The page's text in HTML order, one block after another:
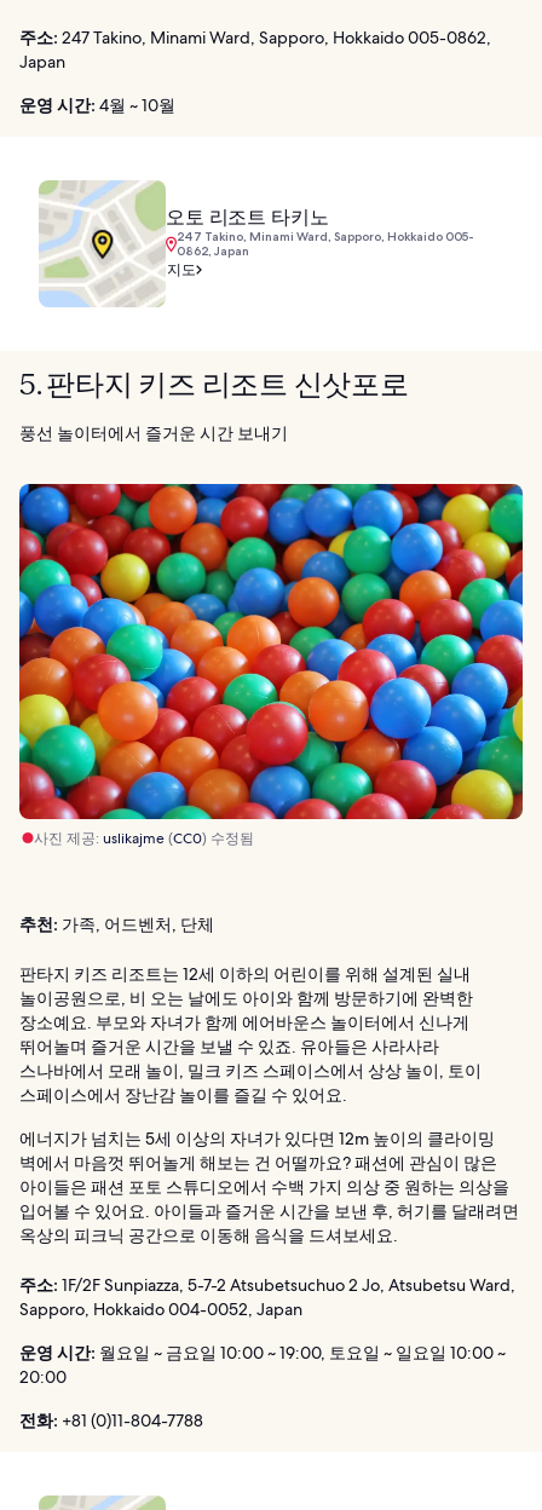
주소: 247 Takino, Minami Ward, Sapporo, Hokkaido 005-0862,
Japan
운영 시간: 4월 ~ 10월
오토 리조트 타키노
247 Takino, Minami Ward, Sapporo, Hokkaido 005-
0862, Japan
지도
5. 판타지 키즈 리조트 신삿포로
풍선 놀이터에서 즐거운 시간 보내기
사진 제공: uslikajme(CC0) 수정됨
추천: 가족, 어드벤처, 단체
판타지 키즈 리조트는 12세 이하의 어린이를 위해 설계된 실내
놀이공원으로, 비 오는 날에도 아이와 함께 방문하기에 완벽한
장소예요. 부모와 자녀가 함께 에어바운스 놀이터에서 신나게
뛰어놀며 즐거운 시간을 보낼 수 있죠. 유아들은 사라사라
스나바에서 모래 놀이, 밀크 키즈 스페이스에서 상상 놀이, 토이
스페이스에서 장난감 놀이를 즐길 수 있어요.
에너지가 넘치는 5세 이상의 자녀가 있다면 12m 높이의 클라이밍
벽에서 마음껏 뛰어놀게 해보는 건 어떨까요? 패션에 관심이 많은
아이들은 패션 포토 스튜디오에서 수백 가지 의상 중 원하는 의상을
입어볼 수 있어요. 아이들과 즐거운 시간을 보낸 후, 허기를 달래려면
옥상의 피크닉 공간으로 이동해 음식을 드셔보세요.
주소: 1F/2F Sunpiazza, 5-7-2 Atsubetsuchuo 2 Jo, Atsubetsu Ward,
Sapporo, Hokkaido 004-0052, Japan
운영 시간: 월요일 ~ 금요일 10:00 ~ 19:00, 토요일 ~ 일요일 10:00 ~
20:00
전화: +81 (0)11-804-7788